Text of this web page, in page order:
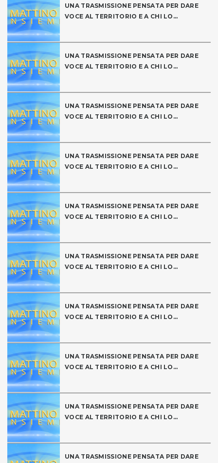
UNA TRASMISSIONE PENSATA PER DARE
VOCE AL TERRITORIO E A CHI LO...
UNA TRASMISSIONE PENSATA PER DARE
VOCE AL TERRITORIO E A CHI LO...
UNA TRASMISSIONE PENSATA PER DARE
VOCE AL TERRITORIO E A CHI LO...
UNA TRASMISSIONE PENSATA PER DARE
VOCE AL TERRITORIO E A CHI LO...
UNA TRASMISSIONE PENSATA PER DARE
VOCE AL TERRITORIO E A CHI LO...
UNA TRASMISSIONE PENSATA PER DARE
VOCE AL TERRITORIO E A CHI LO...
UNA TRASMISSIONE PENSATA PER DARE
VOCE AL TERRITORIO E A CHI LO...
UNA TRASMISSIONE PENSATA PER DARE
VOCE AL TERRITORIO E A CHI LO...
UNA TRASMISSIONE PENSATA PER DARE
VOCE AL TERRITORIO E A CHI LO...
UNA TRASMISSIONE PENSATA PER DARE